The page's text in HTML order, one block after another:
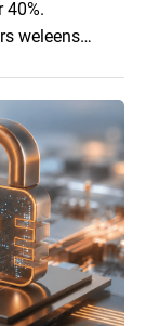
40%.
weleens
het
&